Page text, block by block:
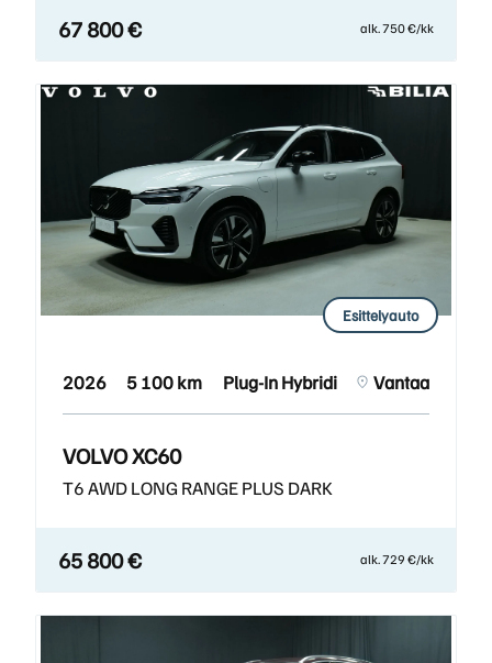
67 800 € alk. 750 €/kk
Esittelyauto
2026 5 100 km Plug-In Hybridi Vantaa
VOLVO XC60
T6 AWD LONG RANGE PLUS DARK
65 800 € alk. 729 €/kk